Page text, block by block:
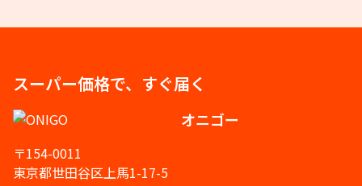
スーパー価格で、すぐ届く
オニゴー
〒154-0011
東京都世田谷区上馬1-17-5